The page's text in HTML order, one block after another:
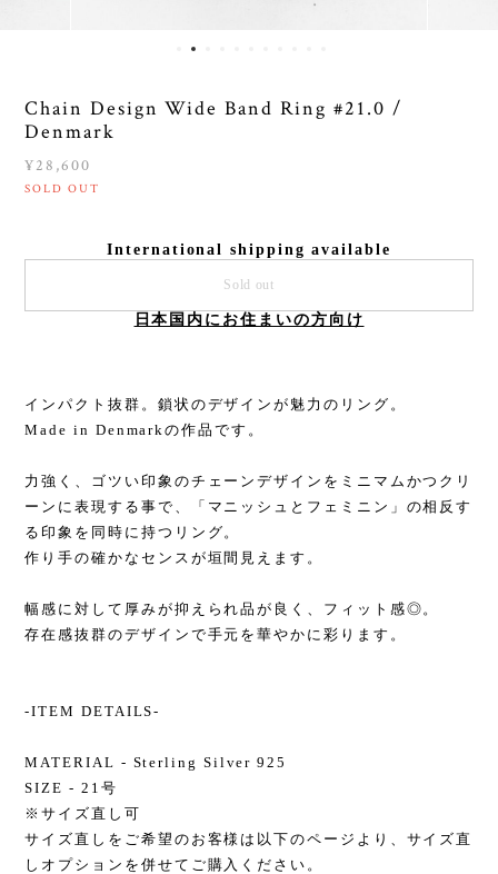
Chain Design Wide Band Ring #21.0 /
Denmark
¥28,600
SOLD OUT
International shipping available
Sold out
日本国内にお住まいの方向け
インパクト抜群。鎖状のデザインが魅力のリング。
Made in Denmarkの作品です。
力強く、ゴツい印象のチェーンデザインをミニマムかつクリ
ーンに表現する事で、「マニッシュとフェミニン」の相反す
る印象を同時に持つリング。
作り手の確かなセンスが垣間見えます。
幅感に対して厚みが抑えられ品が良く、フィット感◎。
存在感抜群のデザインで手元を華やかに彩ります。
-ITEM DETAILS-
MATERIAL - Sterling Silver 925
SIZE - 21号
※サイズ直し可
サイズ直しをご希望のお客様は以下のページより、サイズ直
しオプションを併せてご購入ください。